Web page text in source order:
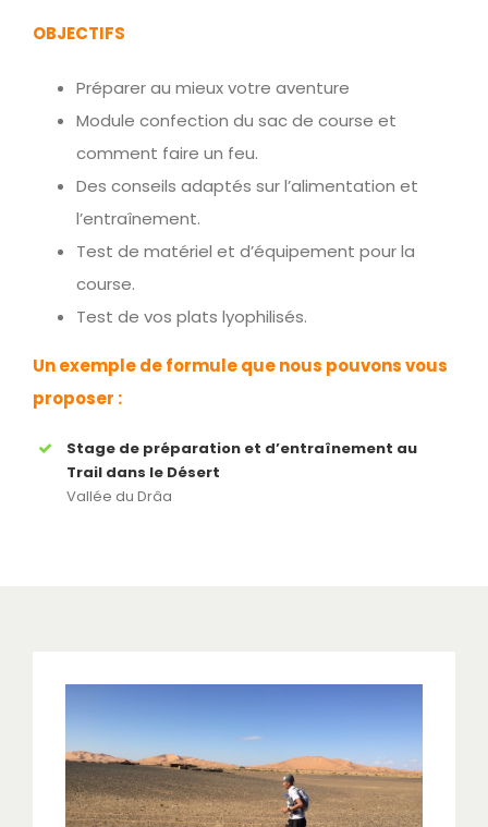
OBJECTIFS
Préparer au mieux votre aventure
Module confection du sac de course et
comment faire un feu.
Des conseils adaptés sur l’alimentation et
l’entraînement.
Test de matériel et d’équipement pour la
course.
Test de vos plats lyophilisés.
Un exemple de formule que nous pouvons vous
proposer :
Stage de préparation et d’entraînement au
Trail dans le Désert
Vallée du Drâa